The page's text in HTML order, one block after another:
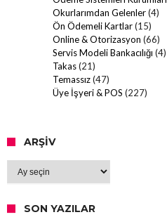
Okurlarımdan Gelenler(4)
Ön Ödemeli Kartlar(15)
Online & Otorizasyon (66)
Servis Modeli Bankacılığı (4)
Takas(21)
Temassız(47)
Üye İşyeri & POS (227)
ARŞIV
SON YAZILAR